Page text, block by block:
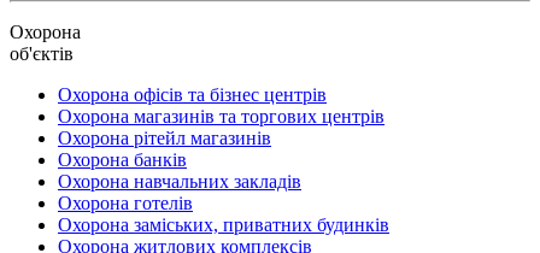
Охорона
об'єктів
Охорона офісів та бізнес центрів
Охорона магазинів та торгових центрів
Охорона рітейл магазинів
Охорона банків
Охорона навчальних закладів
Охорона готелів
Охорона заміських, приватних будинків
Охорона житлових комплексів